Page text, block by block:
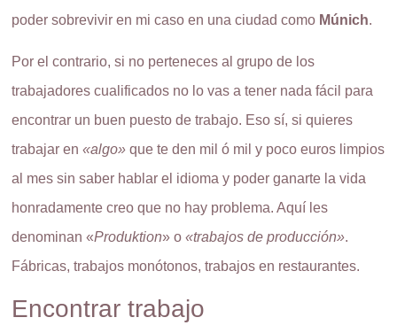
poder sobrevivir en mi caso en una ciudad como Múnich.
Por el contrario, si no perteneces al grupo de los
trabajadores cualificados no lo vas a tener nada fácil para
encontrar un buen puesto de trabajo. Eso sí, si quieres
trabajar en«algo» que te den mil ó mil y poco euros limpios
al mes sin saber hablar el idioma y poder ganarte la vida
honradamente creo que no hay problema. Aquí les
denominan «Produktion» o«trabajos de producción».
Fábricas, trabajos monótonos, trabajos en restaurantes.
Encontrar trabajo